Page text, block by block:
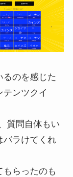
のを感じた
ンツクイ
質問自体もい
バラけてくれ
らったのも